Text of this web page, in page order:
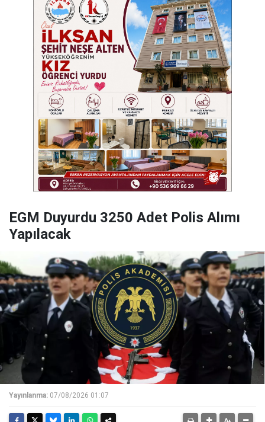
EGM Duyurdu 3250 Adet Polis Alımı
Yapılacak
Yayınlanma: 07/08/2026 01:07